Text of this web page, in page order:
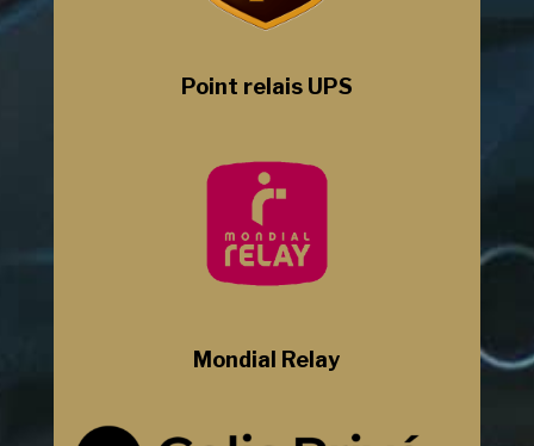
Point relais UPS
Mondial Relay